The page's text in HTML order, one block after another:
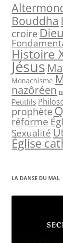
r
c
h
e
r
:
Bouddha
croire Dieu
Histoire
Jésus
Monachisme
nazôréen
Petitfils
prophète
réforme
Sexualité
Église
LA DANSE DU MAL